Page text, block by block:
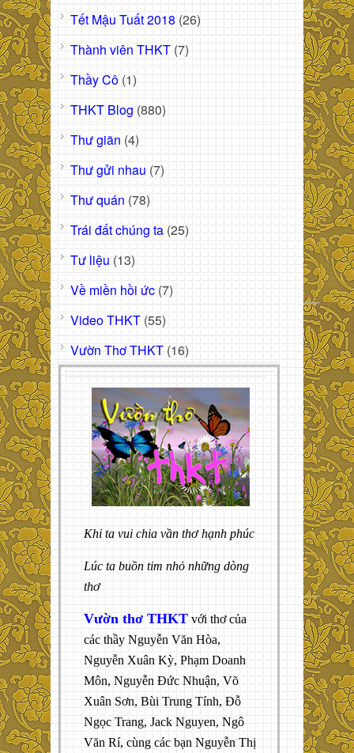
Tết Mậu Tuất 2018 (26)
Thành viên THKT (7)
Thầy Cô (1)
THKT Blog (880)
Thư giãn (4)
Thư gửi nhau (7)
Thư quán (78)
Trái đất chúng ta (25)
Tư liệu (13)
Về miền hồi ức (7)
Video THKT (55)
Vườn Thơ THKT (16)
Khi ta vui chia vần thơ hạnh phúc
Lúc ta buồn tim nhỏ những dòng
thơ
Vườn thơ THKT với thơ của
các thầy Nguyễn Văn Hòa,
Nguyễn Xuân Kỳ, Phạm Doanh
Môn, Nguyễn Đức Nhuận, Võ
Xuân Sơn, Bùi Trung Tính, Đỗ
Ngọc Trang, Jack Nguyen, Ngô
Văn Rí, cùng các bạn Nguyễn Thị